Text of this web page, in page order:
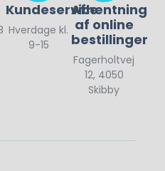
Kundeservice
Hverdage kl.
9-15
Afhentning
af online
bestillinger
Fagerholtvej
12, 4050
Skibby